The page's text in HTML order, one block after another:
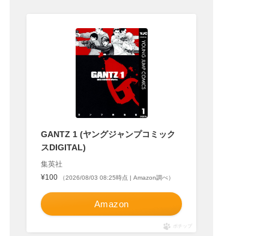
GANTZ 1 (ヤングジャンプコミック
スDIGITAL)
集英社
¥100
（2026/08/03 08:25時点 | Amazon調べ）
Amazon
ポチップ